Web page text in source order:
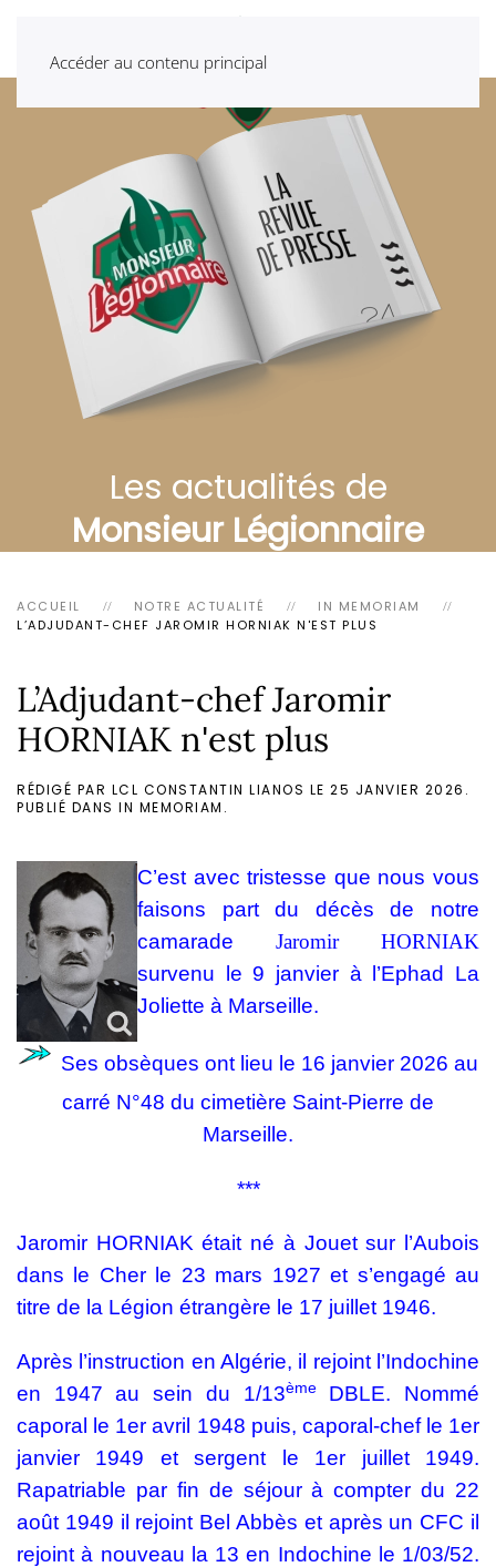
Accéder au contenu principal
Les actualités de
Monsieur Légionnaire
ACCUEIL NOTRE ACTUALITÉ
IN MEMORIAM
L’ADJUDANT-CHEF JAROMIR HORNIAK N'EST PLUS
L’Adjudant-chef Jaromir
HORNIAK n'est plus
RÉDIGÉ PAR LCL CONSTANTIN LIANOS LE 25 JANVIER 2026 .
PUBLIÉ DANS IN MEMORIAM .
C’est avec tristesse que nous vous
faisons part du décès de notre
camarade Jaromir HORNIAK
survenu le 9 janvier à l’Ephad La
Joliette à Marseille.
Ses obsèques ont lieu le 16 janvier 2026 au
carré N°48 du cimetière Saint-Pierre de
Marseille.
***
Jaromir HORNIAK était né à Jouet sur l’Aubois
dans le Cher le 23 mars 1927 et s’engagé au
titre de la Légion étrangère le 17 juillet 1946.
Après l’instruction en Algérie, il rejoint l’Indochine
en 1947 au sein du 1/13èmeDBLE. Nommé
caporal le 1er avril 1948 puis, caporal-chef le 1er
janvier 1949 et sergent le 1er juillet 1949.
Rapatriable par fin de séjour à compter du 22
août 1949 il rejoint Bel Abbès et après un CFC il
rejoint à nouveau la 13 en Indochine le 1/03/52.